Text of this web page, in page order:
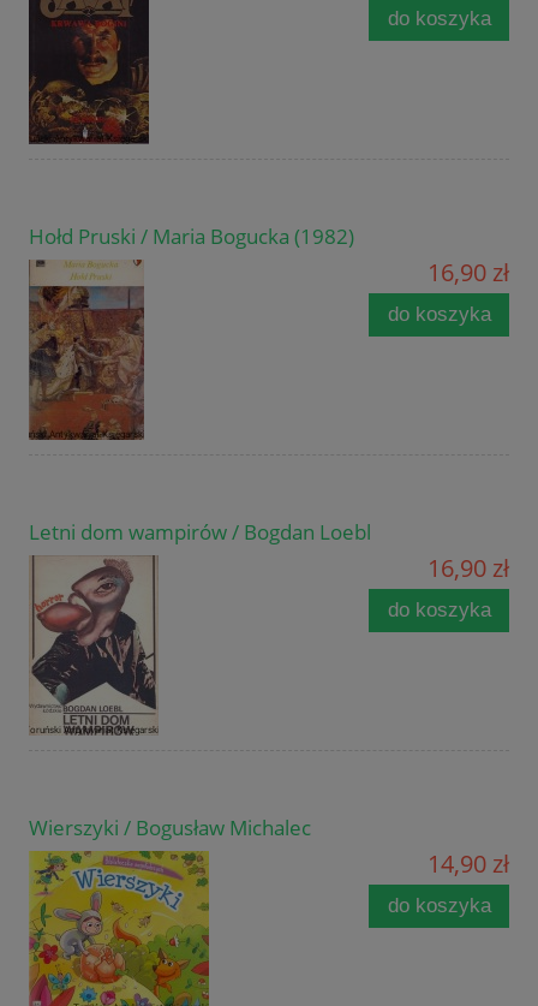
do koszyka
Hołd Pruski / Maria Bogucka (1982)
16,90 zł
do koszyka
Letni dom wampirów / Bogdan Loebl
16,90 zł
do koszyka
Wierszyki / Bogusław Michalec
14,90 zł
do koszyka